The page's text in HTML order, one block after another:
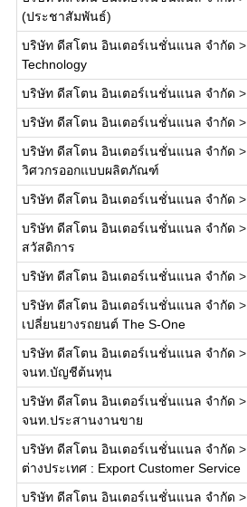
(ประชาสัมพันธ์)
บริษัท ดีสโตน อินเตอร์เนชั่นแนล จำกัด >
Technology
บริษัท ดีสโตน อินเตอร์เนชั่นแนล จำกัด >
บริษัท ดีสโตน อินเตอร์เนชั่นแนล จำกัด >
บริษัท ดีสโตน อินเตอร์เนชั่นแนล จำกัด >
วิศวกรออกแบบผลิตภัณฑ์
บริษัท ดีสโตน อินเตอร์เนชั่นแนล จำกัด >
บริษัท ดีสโตน อินเตอร์เนชั่นแนล จำกัด >
สวัสดิการ
บริษัท ดีสโตน อินเตอร์เนชั่นแนล จำกัด >
บริษัท ดีสโตน อินเตอร์เนชั่นแนล จำกัด >
เปลี่ยนยางรถยนต์ The S-One
บริษัท ดีสโตน อินเตอร์เนชั่นแนล จำกัด >
จนท.บัญชีต้นทุน
บริษัท ดีสโตน อินเตอร์เนชั่นแนล จำกัด >
จนท.ประสานงานขาย
บริษัท ดีสโตน อินเตอร์เนชั่นแนล จำกัด >
ต่างประเทศ : Export Customer Service
บริษัท ดีสโตน อินเตอร์เนชั่นแนล จำกัด >